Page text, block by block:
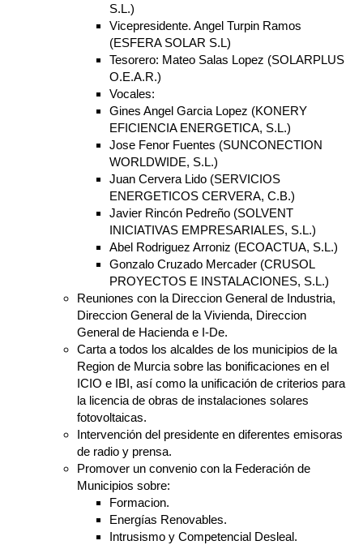
S.L.)
Vicepresidente. Angel Turpin Ramos
(ESFERA SOLAR S.L)
Tesorero: Mateo Salas Lopez (SOLARPLUS
O.E.A.R.)
Vocales:
Gines Angel Garcia Lopez (KONERY
EFICIENCIA ENERGETICA, S.L.)
Jose Fenor Fuentes (SUNCONECTION
WORLDWIDE, S.L.)
Juan Cervera Lido (SERVICIOS
ENERGETICOS CERVERA, C.B.)
Javier Rincón Pedreño (SOLVENT
INICIATIVAS EMPRESARIALES, S.L.)
Abel Rodriguez Arroniz (ECOACTUA, S.L.)
Gonzalo Cruzado Mercader (CRUSOL
PROYECTOS E INSTALACIONES, S.L.)
Reuniones con la Direccion General de Industria,
Direccion General de la Vivienda, Direccion
General de Hacienda e I-De.
Carta a todos los alcaldes de los municipios de la
Region de Murcia sobre las bonificaciones en el
ICIO e IBI, así como la unificación de criterios para
la licencia de obras de instalaciones solares
fotovoltaicas.
Intervención del presidente en diferentes emisoras
de radio y prensa.
Promover un convenio con la Federación de
Municipios sobre:
Formacion.
Energías Renovables.
Intrusismo y Competencial Desleal.